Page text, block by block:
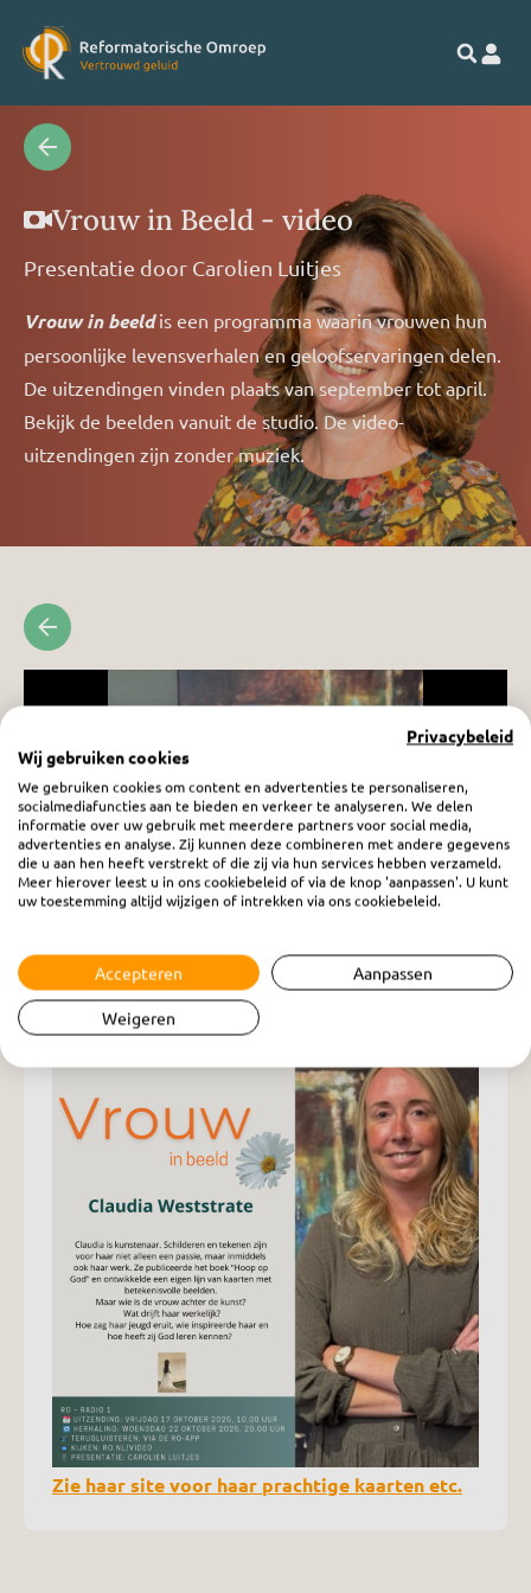
Vrouw in Beeld - video
Presentatie door Carolien Luitjes
Vrouw in beeldis een programma waarin vrouwen hun
persoonlijke levensverhalen en geloofservaringen delen.
De uitzendingen vinden plaats van september tot april.
Bekijk de beelden vanuit de studio. De video-
uitzendingen zijn zonder muziek.
Vrouw in Beeld: Claudia Weststrate
vrijdag 17 oktober 2025
Zie haar site voor haar prachtige kaarten etc.
Privacybeleid
Wij gebruiken cookies
We gebruiken cookies om content en advertenties te personaliseren,
socialmediafuncties aan te bieden en verkeer te analyseren. We delen
informatie over uw gebruik met meerdere partners voor social media,
advertenties en analyse. Zij kunnen deze combineren met andere gegevens
die u aan hen heeft verstrekt of die zij via hun services hebben verzameld.
Meer hierover leest u in ons cookiebeleid of via de knop 'aanpassen'. U kunt
uw toestemming altijd wijzigen of intrekken via ons cookiebeleid.
Accepteren Aanpassen
Weigeren